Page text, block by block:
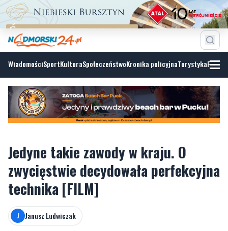
WiadomościSportKulturaSpołeczeństwoKronika policyjnaTurystyka
Jedyne takie zawody w kraju. O
zwycięstwie decydowała perfekcyjna
technika [FILM]
J Janusz Ludwiczak